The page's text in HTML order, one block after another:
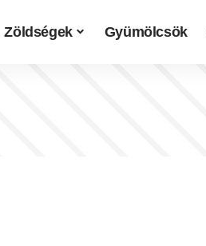
Zöldségek Gyümölcsök